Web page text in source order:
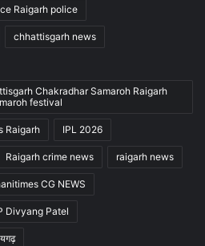
Raigarh police
chhattisgarh news
Chakradhar Samaroh Raigarh
festival
Raigarh IPL 2026
Raigarh crime news raigarh news
CG NEWS
Divyang Patel